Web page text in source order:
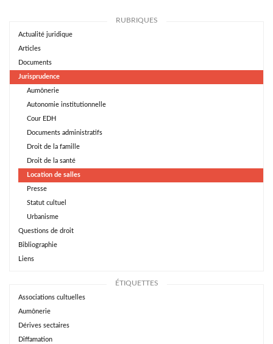
RUBRIQUES
Actualité juridique
Articles
Documents
Jurisprudence
Aumônerie
Autonomie institutionnelle
Cour EDH
Documents administratifs
Droit de la famille
Droit de la santé
Location de salles
Presse
Statut cultuel
Urbanisme
Questions de droit
Bibliographie
Liens
ÉTIQUETTES
Associations cultuelles
Aumônerie
Dérives sectaires
Diffamation